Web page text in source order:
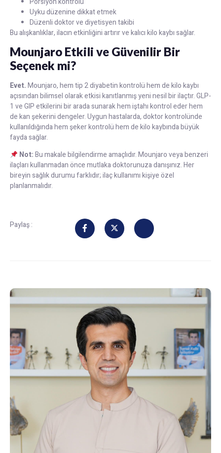
Uyku düzenine dikkat etmek
Düzenli doktor ve diyetisyen takibi
Bu alışkanlıklar, ilacın etkinliğini artırır ve kalıcı kilo kaybı sağlar.
Mounjaro Etkili ve Güvenilir Bir
Seçenek mi?
Evet.Mounjaro, hem tip 2 diyabetin kontrolü hem de kilo kaybı
açısından bilimsel olarak etkisi kanıtlanmış yeni nesil bir ilaçtır. GLP-
1 ve GIP etkilerini bir arada sunarak hem iştahı kontrol eder hem
de kan şekerini dengeler. Uygun hastalarda, doktor kontrolünde
kullanıldığında hem şeker kontrolü hem de kilo kaybında büyük
fayda sağlar.
Not:Bu makale bilgilendirme amaçlıdır. Mounjaro veya benzeri
ilaçları kullanmadan önce mutlaka doktorunuza danışınız. Her
bireyin sağlık durumu farklıdır; ilaç kullanımı kişiye özel
planlanmalıdır.
Paylaş :